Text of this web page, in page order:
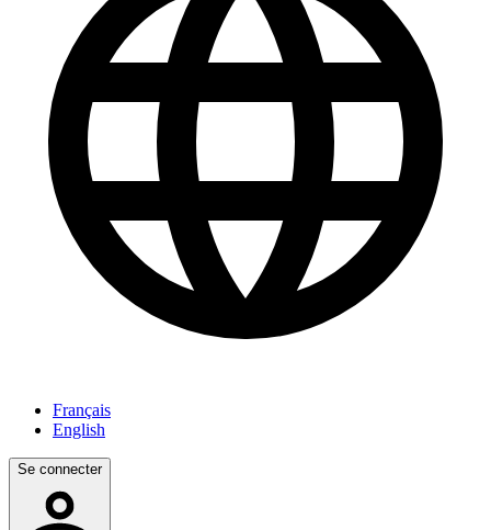
Français
English
Se connecter